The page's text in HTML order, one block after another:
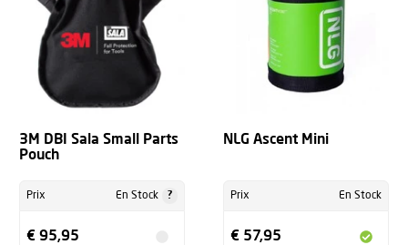
3M DBI Sala Small Parts
Pouch
Prix En Stock ?
€ 95,95
NLG Ascent Mini
Prix En Stock
€ 57,95